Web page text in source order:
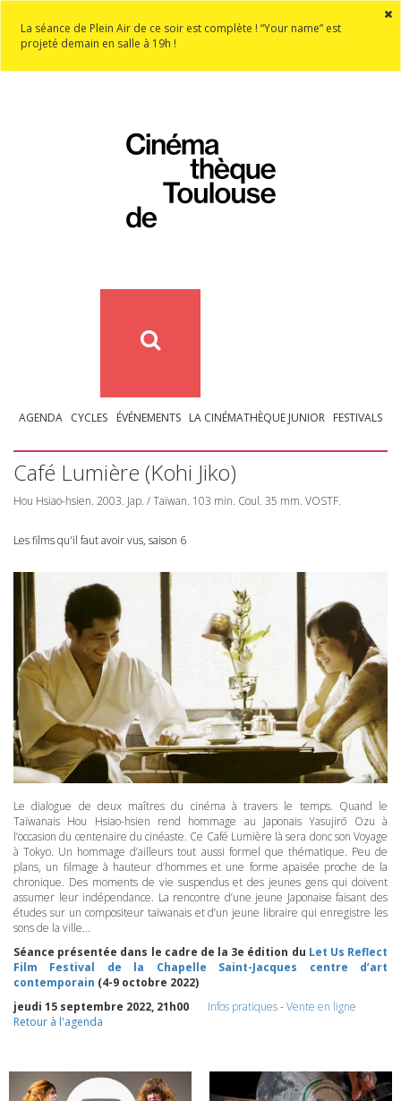
La séance de Plein Air de ce soir est complète ! “Your name” est
projeté demain en salle à 19h !
AGENDA CYCLES ÉVÉNEMENTS LA CINÉMATHÈQUE JUNIOR FESTIVALS
Café Lumière (Kohi Jiko)
Hou Hsiao-hsien. 2003. Jap. / Taïwan. 103 min. Coul. 35 mm. VOSTF.
Les films qu'il faut avoir vus, saison 6
Le dialogue de deux maîtres du cinéma à travers le temps. Quand le
Taïwanais Hou Hsiao-hsien rend hommage au Japonais Yasujirō Ozu à
l’occasion du centenaire du cinéaste. Ce Café Lumière là sera donc son Voyage
à Tokyo. Un hommage d’ailleurs tout aussi formel que thématique. Peu de
plans, un filmage à hauteur d’hommes et une forme apaisée proche de la
chronique. Des moments de vie suspendus et des jeunes gens qui doivent
assumer leur indépendance. La rencontre d’une jeune Japonaise faisant des
études sur un compositeur taïwanais et d’un jeune libraire qui enregistre les
sons de la ville…
Séance présentée dans le cadre de la 3e édition du Let Us Reflect
Film Festival de la Chapelle Saint-Jacques centre d’art
contemporain (4-9 octobre 2022)
jeudi 15 septembre 2022, 21h00
Infos pratiques-Vente en ligne
Retour à l'agenda